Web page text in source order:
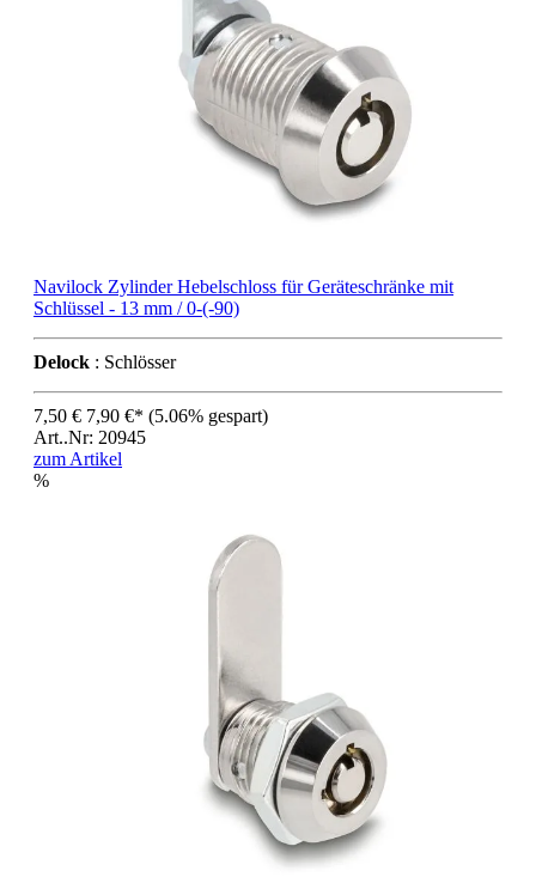
Navilock Zylinder Hebelschloss für Geräteschränke mit
Schlüssel - 13 mm / 0-(-90)
Delock : Schlösser
7,50 € 7,90 €* (5.06% gespart)
Art..Nr: 20945
zum Artikel
%